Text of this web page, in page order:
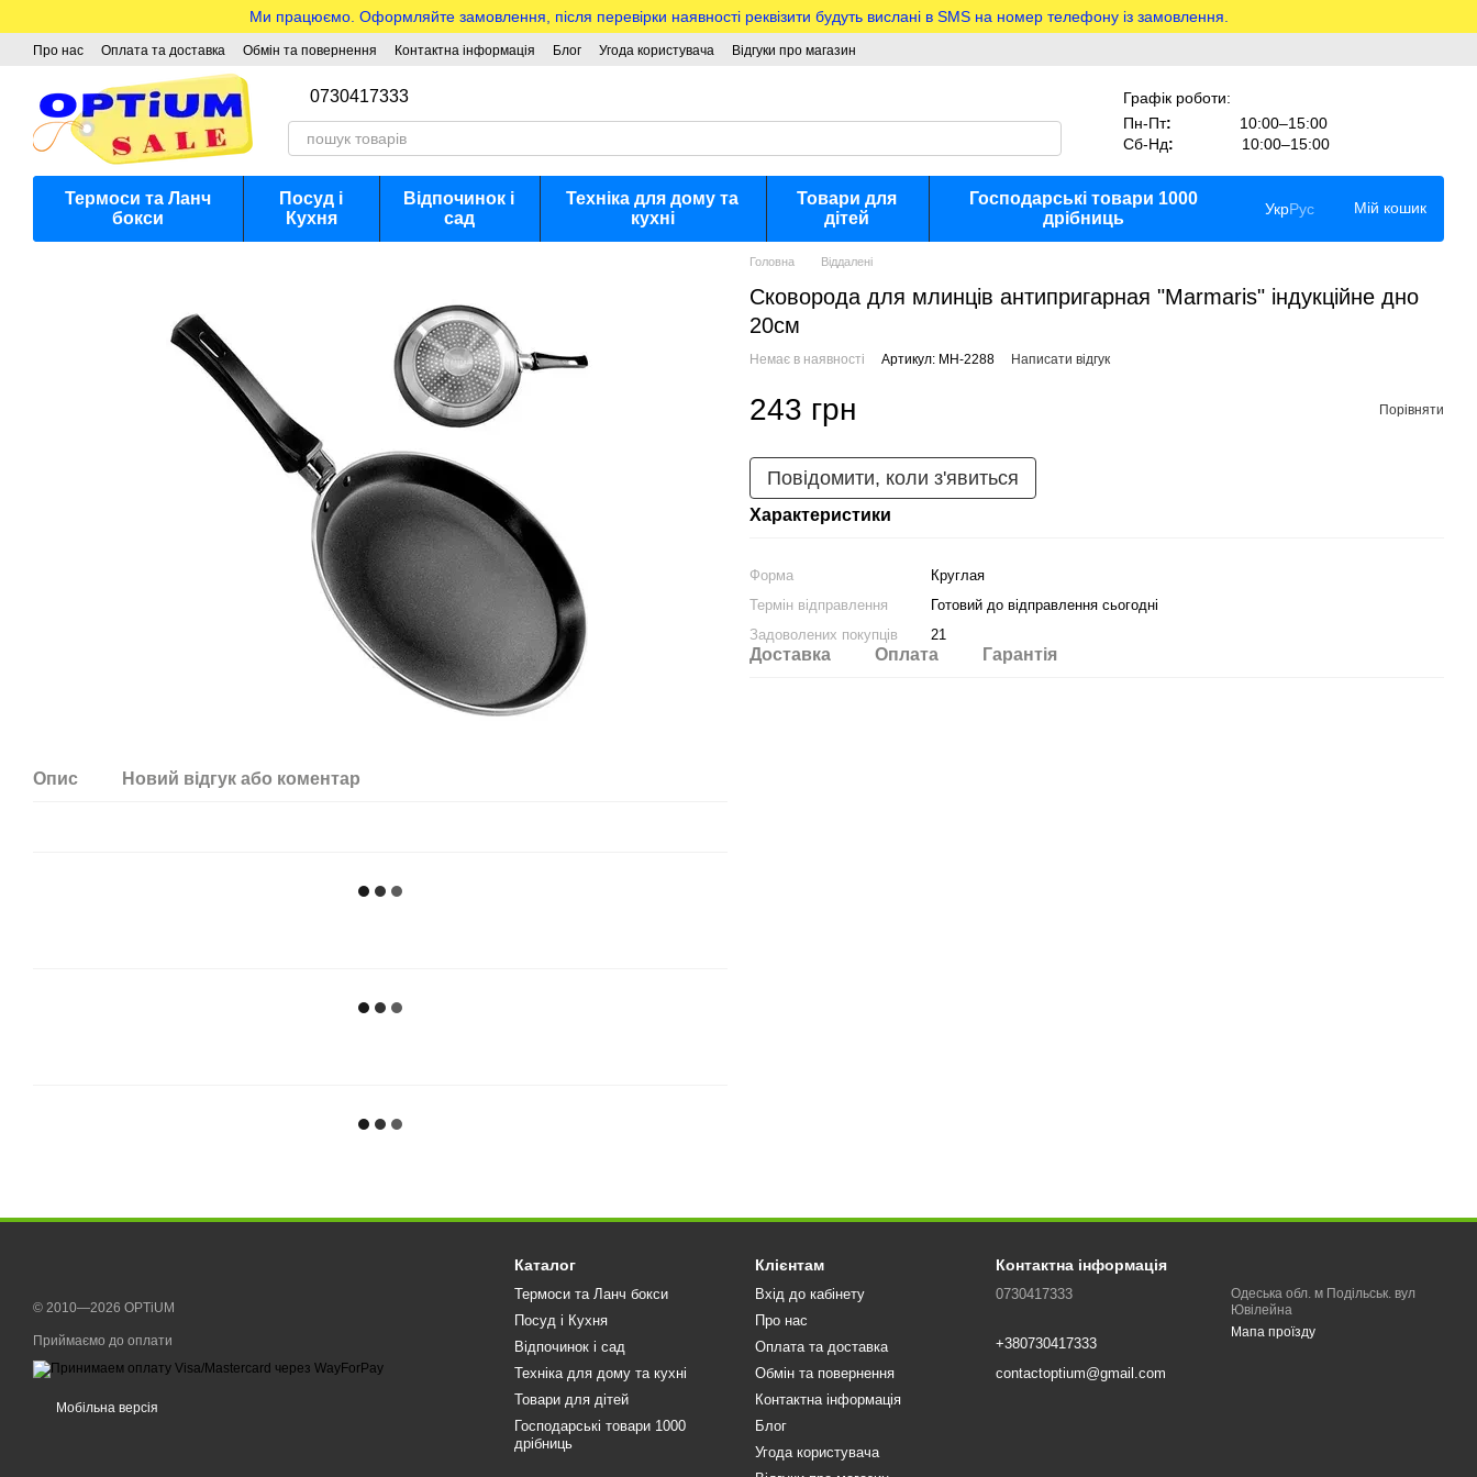
Ми працюємо. Оформляйте замовлення, після перевірки наявності реквізити будуть вислані в SMS на номер телефону із замовлення.
Про нас Оплата та доставка Обмін та повернення Контактна інформація Блог Угода користувача Відгуки про магазин
0730417333
Графік роботи:
Пн-Пт:
10:00–15:00
Сб-Нд: 10:00–15:00
Термоси та Ланч
бокси
Посуд і
Кухня
Відпочинок і
сад
Техніка для дому та
кухні
Товари для
дітей
Господарські товари 1000
дрібниць
УкрРус Мій кошик
Опис Новий відгук або коментар
Головна Віддалені
Сковорода для млинців антипригарная "Marmaris" індукційне дно
20см
Немає в наявності Артикул: MH-2288 Написати відгук
243 грн Порівняти
Повідомити, коли з'явиться
Характеристики
Форма
Круглая
Термін відправлення
Готовий до відправлення сьогодні
Задоволених покупців
21
Доставка Оплата Гарантія
© 2010—2026 OPTiUM
Приймаємо до оплати
Мобільна версія
Каталог
Термоси та Ланч бокси
Посуд і Кухня
Відпочинок і сад
Техніка для дому та кухні
Товари для дітей
Господарські товари 1000
дрібниць
Клієнтам
Вхід до кабінету
Про нас
Оплата та доставка
Обмін та повернення
Контактна інформація
Блог
Угода користувача
Контактна інформація
0730417333
+380730417333
contactoptium@gmail.com
Одеська обл. м Подільськ. вул
Ювілейна
Мапа проїзду